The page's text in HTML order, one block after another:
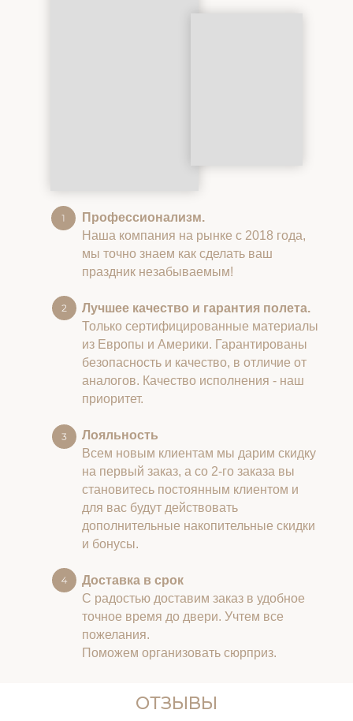
Профессионализм.
Наша компания на рынке с 2018 года,
мы точно знаем как сделать ваш
праздник незабываемым!
Лучшее качество и гарантия полета.
Только сертифицированные материалы
из Европы и Америки. Гарантированы
безопасность и качество, в отличие от
аналогов. Качество исполнения - наш
приоритет.
Лояльность
Всем новым клиентам мы дарим скидку
на первый заказ, а со 2-го заказа вы
становитесь постоянным клиентом и
для вас будут действовать
дополнительные накопительные скидки
и бонусы.
Доставка в срок
С радостью доставим заказ в удобное
точное время до двери. Учтем все
пожелания.
Поможем организовать сюрприз.
ОТЗЫВЫ